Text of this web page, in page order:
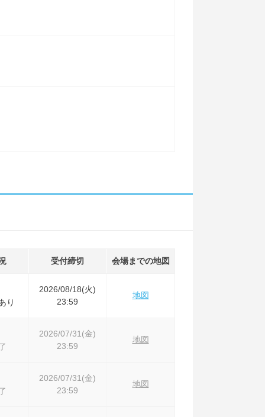
受付締切 会場までの地図
り
2026/08/18(火)
23:59
地図
2026/07/31(金)
23:59
地図
2026/07/31(金)
23:59
地図